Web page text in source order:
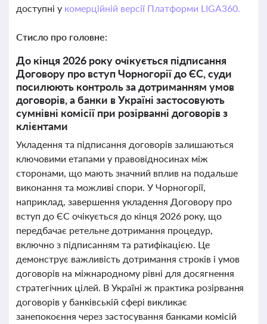
доступні у комерційній версії Платформи LIGA360.
Стисло про головне:
До кінця 2026 року очікується підписання
Договору про вступ Чорногорії до ЄС, суди
посилюють контроль за дотриманням умов
договорів, а банки в Україні застосовують
сумнівні комісії при розірванні договорів з
клієнтами
Укладення та підписання договорів залишаються
ключовими етапами у правовідносинах між
сторонами, що мають значний вплив на подальше
виконання та можливі спори. У Чорногорії,
наприклад, завершення укладення Договору про
вступ до ЄС очікується до кінця 2026 року, що
передбачає ретельне дотримання процедур,
включно з підписанням та ратифікацією. Це
демонструє важливість дотримання строків і умов
договорів на міжнародному рівні для досягнення
стратегічних цілей. В Україні ж практика розірвання
договорів у банківській сфері викликає
занепокоєння через застосування банками комісій